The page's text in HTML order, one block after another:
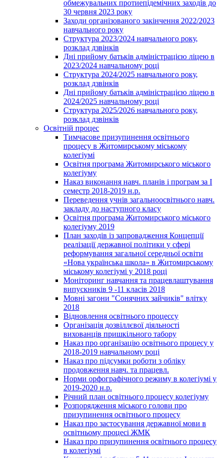
обмежувальних протиепідемічних заходів до
30 червня 2023 року
Заходи організованого закінчення 2022/2023
навчального року
Структура 2023/2024 навчального року,
розклад дзвінків
Дні прийому батьків адміністрацією ліцею в
2023/2024 навчальному році
Структура 2024/2025 навчального року,
розклад дзвінків
Дні прийому батьків адміністрацією ліцею в
2024/2025 навчальному році
Структура 2025/2026 навчального року,
розклад дзвінків
Освітній процес
Тимчасове призупинення освітнього
процесу в Житомирському міському
колегіумі
Освітня програма Житомирського міського
колегіуму
Наказ виконання навч. планів і програм за І
семестр 2018-2019 н.р.
Переведення учнів загальноосвітнього навч.
закладу до наступного класу
Освітня програма Житомирського міського
колегіуму 2019
План заходів із запровадження Концепції
реалізації державної політики у сфері
реформування загальної середньої освіти
«Нова українська школа» в Житомирському
міському колегіумі у 2018 році
Моніторинг навчання та працевлаштування
випускників 9 -11 класів 2018
Мовні загони "Сонячних зайчиків" влітку
2018
Відновлення освітнього процессу
Організація дозвіллєвої діяльності
вихованців пришкільного табору
Наказ про організацію освітнього процесу у
2018-2019 навчальному році
Наказ про підсумки роботи з обліку
продовження навч. та працевл.
Норми орфографічного режиму в колегіумі у
2019-2020 н.р.
Річний план освітнього процесу колегіуму
Розпорядження міського голови про
призупинення освітнього процесу
Наказ про застосування державної мови в
освітньому процесі ЖМК
Наказ про призупинення освітнього процесу
в колегіумі